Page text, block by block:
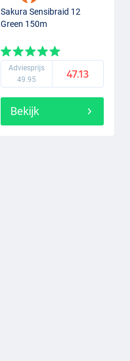
Sakura Sensibraid 12
Green 150m
Adviesprijs
49.95
47.13
Bekijk